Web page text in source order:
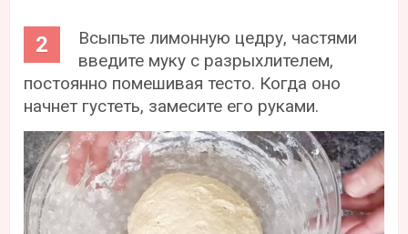
Всыпьте лимонную цедру, частями
введите муку с разрыхлителем,
постоянно помешивая тесто. Когда оно
начнет густеть, замесите его руками.